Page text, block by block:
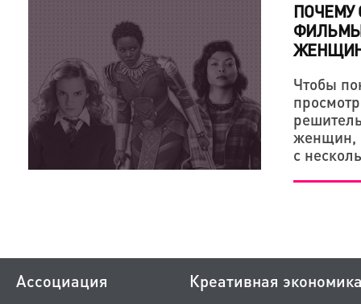
ПОЧЕМУ
Чтобы
женщин,
с
Ассоциация Креативная экономика